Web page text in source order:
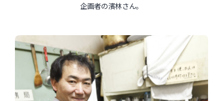
企画者の濱林さん。